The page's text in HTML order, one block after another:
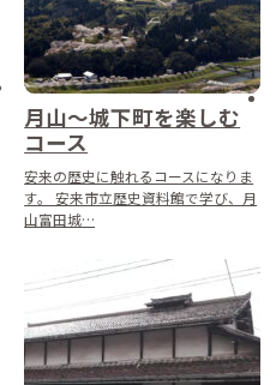
月山～城下町を楽しむ
コース
安来の歴史に触れるコースになりま
す。 安来市立歴史資料館で学び、月
山富田城…